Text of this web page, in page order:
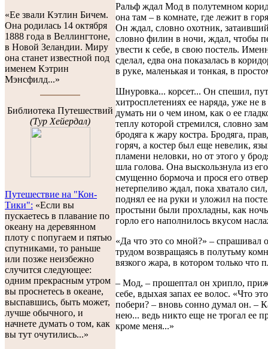
«Ее звали Кэтлин Бичем.
Она родилась 14 октября
1888 года в Веллингтоне,
в Новой Зеландии. Миру
она станет известной под
именем Кэтрин
Мэнсфилд...»
Библиотека Путешествий
(Тур Хейердал)
Путешествие на "Кон-
Тики": «Если вы
пускаетесь в плавание по
океану на деревянном
плоту с попугаем и пятью
спутниками, то раньше
или позже неизбежно
случится следующее:
одним прекрасным утром
вы проснетесь в океане,
выспавшись, быть может,
лучше обычного, и
начнете думать о том, как
вы тут очутились...»
Ральф ждал Мод в полутемном
она там – в комнате, где лежит в
Он ждал, словно охотник,
словно филин в ночи, ждал, чтобы
увести к себе, в свою постель.
сделал, едва она показалась в
в руке, маленькая и тонкая, в
Шнуровка... корсет... Он спешил,
хитросплетениях ее наряда, уже не
думать ни о чем ином, как о ее
теплу которой стремился, словно
бродяга к жару костра. Бродяга,
горяч, а костер был еще невелик,
пламени неловки, но от этого у
шла голова. Она выскользнула из
смущенно бормоча и прося его
нетерпеливо ждал, пока хватало
поднял ее на руки и уложил на
простыни были прохладны, как
горло его наполнилось вкусом
«Да что это со мной?» – спрашивал
трудом возвращаясь в полутьму
вязкого жара, в котором только что
– Мод, – прошептал он хрипло,
себе, вдыхая запах ее волос. «Что
побери? – вновь сонно думал он. –
нею... ведь никто еще не трогал ее
кроме меня...»